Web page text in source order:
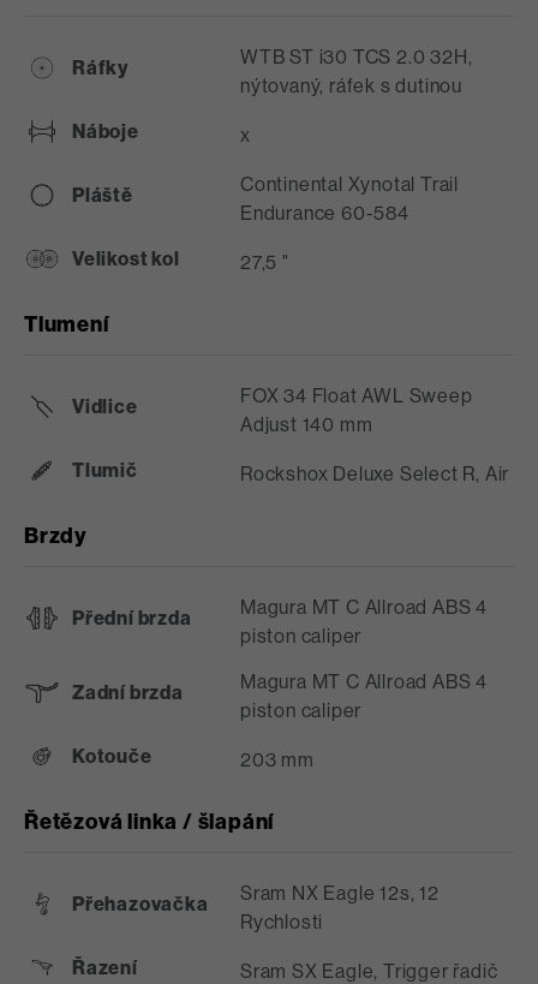
Ráfky
WTB ST i30 TCS 2.0 32H,
nýtovaný, ráfek s dutinou
Náboje
x
Pláště
Continental Xynotal Trail
Endurance 60-584
Velikost kol
27,5 "
Tlumení
Vidlice
FOX 34 Float AWL Sweep
Adjust 140 mm
Tlumič
Rockshox Deluxe Select R, Air
Brzdy
Přední brzda
Magura MT C Allroad ABS 4
piston caliper
Zadní brzda
Magura MT C Allroad ABS 4
piston caliper
Kotouče
203 mm
Řetězová linka / šlapání
Přehazovačka
Sram NX Eagle 12s, 12
Rychlosti
Řazení
Sram SX Eagle, Trigger řadič